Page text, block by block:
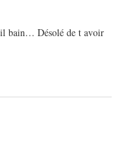
bain… Désolé de t avoir